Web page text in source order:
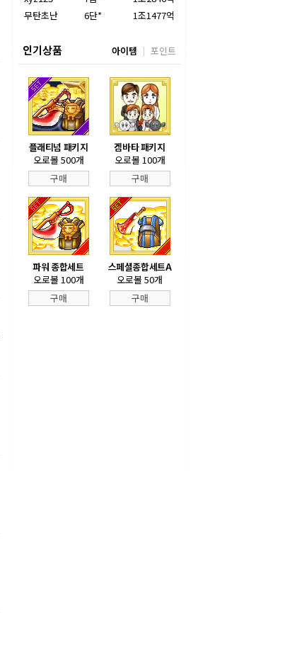
무탄초난
6단* 1조1477억
인기상품 아이템 포인트
플래티넘 패키지
오로볼 500개
구매
겜바타 패키지
오로볼 100개
구매
파워 종합세트
오로볼 100개
구매
스페셜종합세트A
오로볼 50개
구매